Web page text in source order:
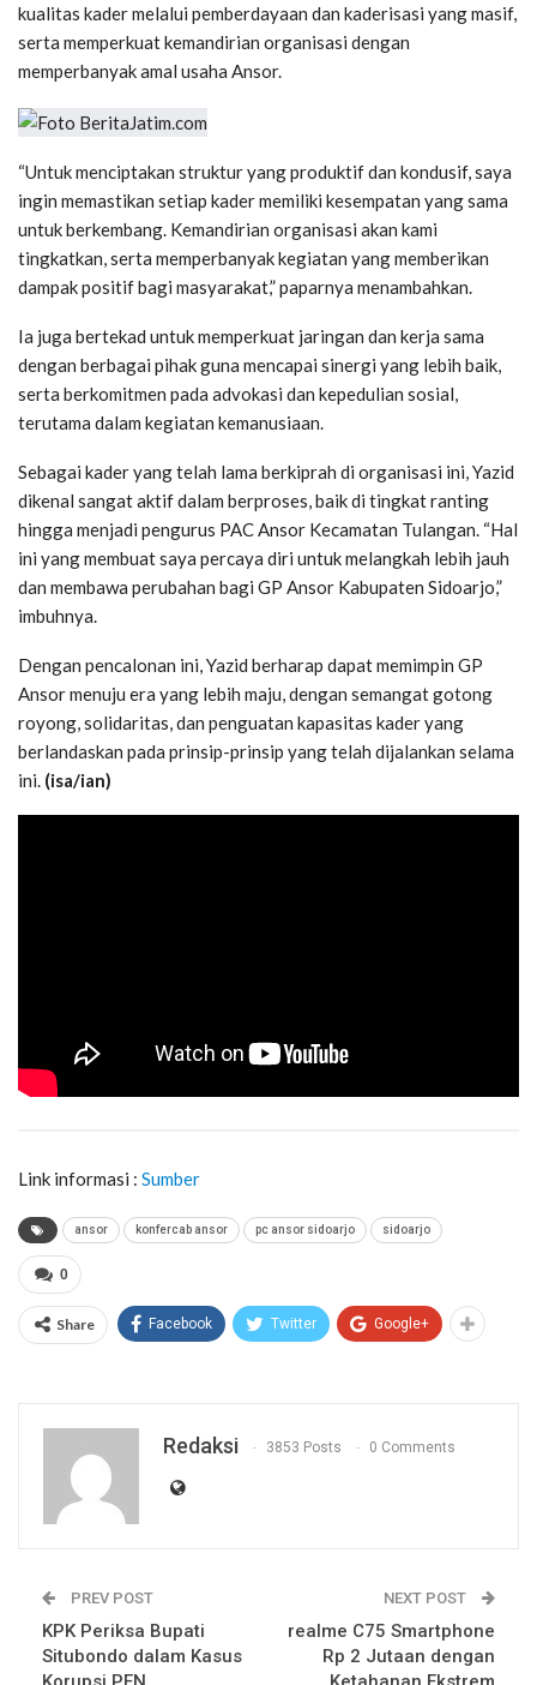
kualitas kader melalui pemberdayaan dan kaderisasi yang masif,
serta memperkuat kemandirian organisasi dengan
memperbanyak amal usaha Ansor.
“Untuk menciptakan struktur yang produktif dan kondusif, saya
ingin memastikan setiap kader memiliki kesempatan yang sama
untuk berkembang. Kemandirian organisasi akan kami
tingkatkan, serta memperbanyak kegiatan yang memberikan
dampak positif bagi masyarakat,” paparnya menambahkan.
Ia juga bertekad untuk memperkuat jaringan dan kerja sama
dengan berbagai pihak guna mencapai sinergi yang lebih baik,
serta berkomitmen pada advokasi dan kepedulian sosial,
terutama dalam kegiatan kemanusiaan.
Sebagai kader yang telah lama berkiprah di organisasi ini, Yazid
dikenal sangat aktif dalam berproses, baik di tingkat ranting
hingga menjadi pengurus PAC Ansor Kecamatan Tulangan. “Hal
ini yang membuat saya percaya diri untuk melangkah lebih jauh
dan membawa perubahan bagi GP Ansor Kabupaten Sidoarjo,”
imbuhnya.
Dengan pencalonan ini, Yazid berharap dapat memimpin GP
Ansor menuju era yang lebih maju, dengan semangat gotong
royong, solidaritas, dan penguatan kapasitas kader yang
berlandaskan pada prinsip-prinsip yang telah dijalankan selama
ini. (isa/ian)
Link informasi : Sumber
ansor konfercab ansor pc ansor sidoarjo sidoarjo
0
Share Facebook Twitter Google+
Redaksi 3853 Posts 0 Comments
PREV POST
KPK Periksa Bupati
Situbondo dalam Kasus
NEXT POST
realme C75 Smartphone
Rp 2 Jutaan dengan